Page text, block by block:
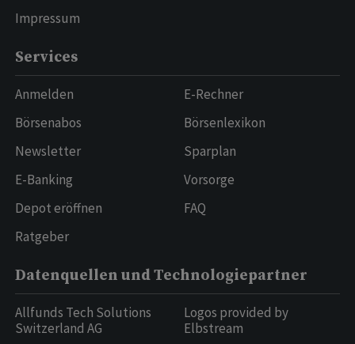
Impressum
Services
Anmelden
Börsenabos
Newsletter
E-Banking
Depot eröffnen
Ratgeber
E-Rechner
Börsenlexikon
Sparplan
Vorsorge
FAQ
Datenquellen und Technologiepartner
Allfunds Tech Solutions
Switzerland AG
Logos provided by
Elbstream